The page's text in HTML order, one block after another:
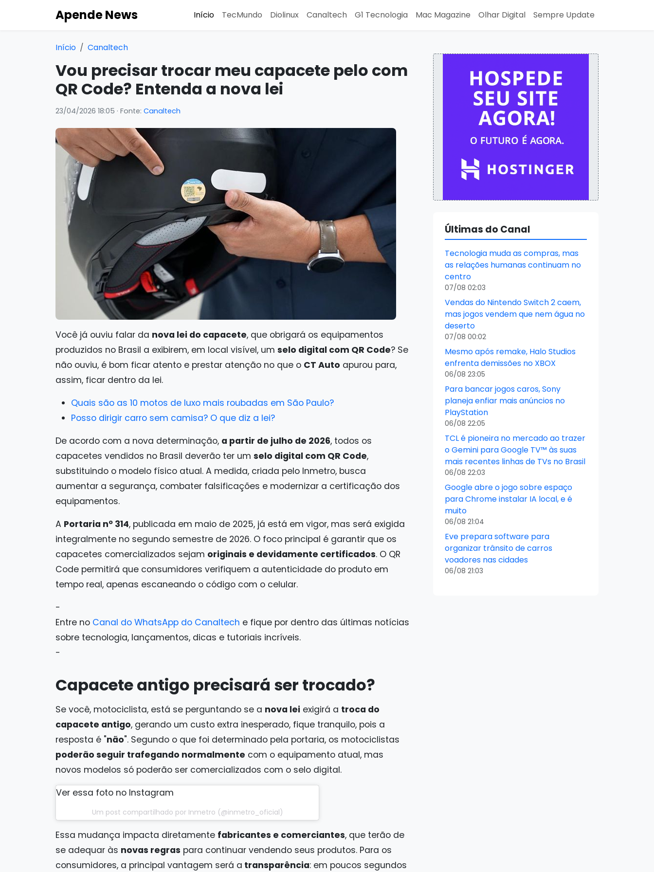
Apende News Início TecMundo Diolinux Canaltech G1 Tecnologia Mac Magazine Olhar Digital Sempre Update
Início Canaltech
Vou precisar trocar meu capacete pelo com
QR Code? Entenda a nova lei
23/04/2026 18:05 · Fonte: Canaltech
Você já ouviu falar da nova lei do capacete, que obrigará os equipamentos
produzidos no Brasil a exibirem, em local visível, um selo digital com QR Code? Se
não ouviu, é bom ficar atento e prestar atenção no que o CT Auto apurou para,
assim, ficar dentro da lei.
Quais são as 10 motos de luxo mais roubadas em São Paulo?
Posso dirigir carro sem camisa? O que diz a lei?
De acordo com a nova determinação, a partir de julho de 2026, todos os
capacetes vendidos no Brasil deverão ter um selo digital com QR Code,
substituindo o modelo físico atual. A medida, criada pelo Inmetro, busca
aumentar a segurança, combater falsificações e modernizar a certificação dos
equipamentos.
A Portaria nº 314, publicada em maio de 2025, já está em vigor, mas será exigida
integralmente no segundo semestre de 2026. O foco principal é garantir que os
capacetes comercializados sejam originais e devidamente certificados. O QR
Code permitirá que consumidores verifiquem a autenticidade do produto em
tempo real, apenas escaneando o código com o celular.
-
Entre no Canal do WhatsApp do Canaltech e fique por dentro das últimas notícias
sobre tecnologia, lançamentos, dicas e tutoriais incríveis.
-
Capacete antigo precisará ser trocado?
Se você, motociclista, está se perguntando se a nova lei exigirá a troca do
capacete antigo, gerando um custo extra inesperado, fique tranquilo, pois a
resposta é "não". Segundo o que foi determinado pela portaria, os motociclistas
poderão seguir trafegando normalmente com o equipamento atual, mas
novos modelos só poderão ser comercializados com o selo digital.
Ver essa foto no Instagram
Um post compartilhado por Inmetro (@inmetro_oficial)
Essa mudança impacta diretamente fabricantes e comerciantes, que terão de
se adequar às novas regras para continuar vendendo seus produtos. Para os
consumidores, a principal vantagem será a transparência: em poucos segundos
Últimas do Canal
Tecnologia muda as compras, mas
as relações humanas continuam no
centro
07/08 02:03
Vendas do Nintendo Switch 2 caem,
mas jogos vendem que nem água no
deserto
07/08 00:02
Mesmo após remake, Halo Studios
enfrenta demissões no XBOX
06/08 23:05
Para bancar jogos caros, Sony
planeja enfiar mais anúncios no
PlayStation
06/08 22:05
TCL é pioneira no mercado ao trazer
o Gemini para Google TV™ às suas
mais recentes linhas de TVs no Brasil
06/08 22:03
Google abre o jogo sobre espaço
para Chrome instalar IA local, e é
muito
06/08 21:04
Eve prepara software para
organizar trânsito de carros
voadores nas cidades
06/08 21:03